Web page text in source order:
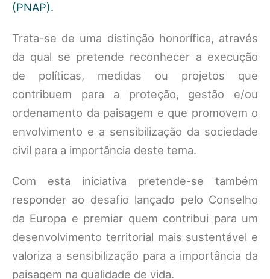
(PNAP).
Trata-se de uma distinção honorífica, através
da qual se pretende reconhecer a execução
de políticas, medidas ou projetos que
contribuem para a proteção, gestão e/ou
ordenamento da paisagem e que promovem o
envolvimento e a sensibilização da sociedade
civil para a importância deste tema.
Com esta iniciativa pretende-se também
responder ao desafio lançado pelo Conselho
da Europa e premiar quem contribui para um
desenvolvimento territorial mais sustentável e
valoriza a sensibilização para a importância da
paisagem na qualidade de vida.